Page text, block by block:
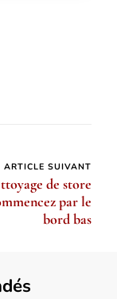
ARTICLE SUIVANT
de store
par le
bord bas